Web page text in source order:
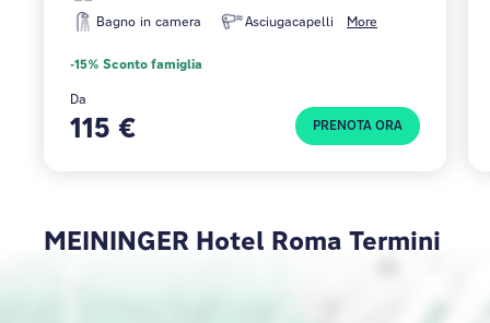
More
Bagno in camera
Asciugacapelli
-15% Sconto famiglia
Da
115 € PRENOTA ORA
MEININGER Hotel Roma Termini